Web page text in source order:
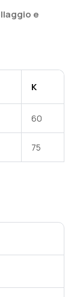
e
K
60
75